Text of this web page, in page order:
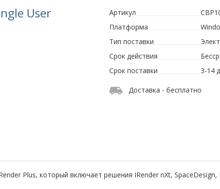
User
Артикул
Платформа
Тип поставки
Срок действия
Срок поставки
3-14
Доставка - бесплатно
Plus, который включает решения IRender nXt,